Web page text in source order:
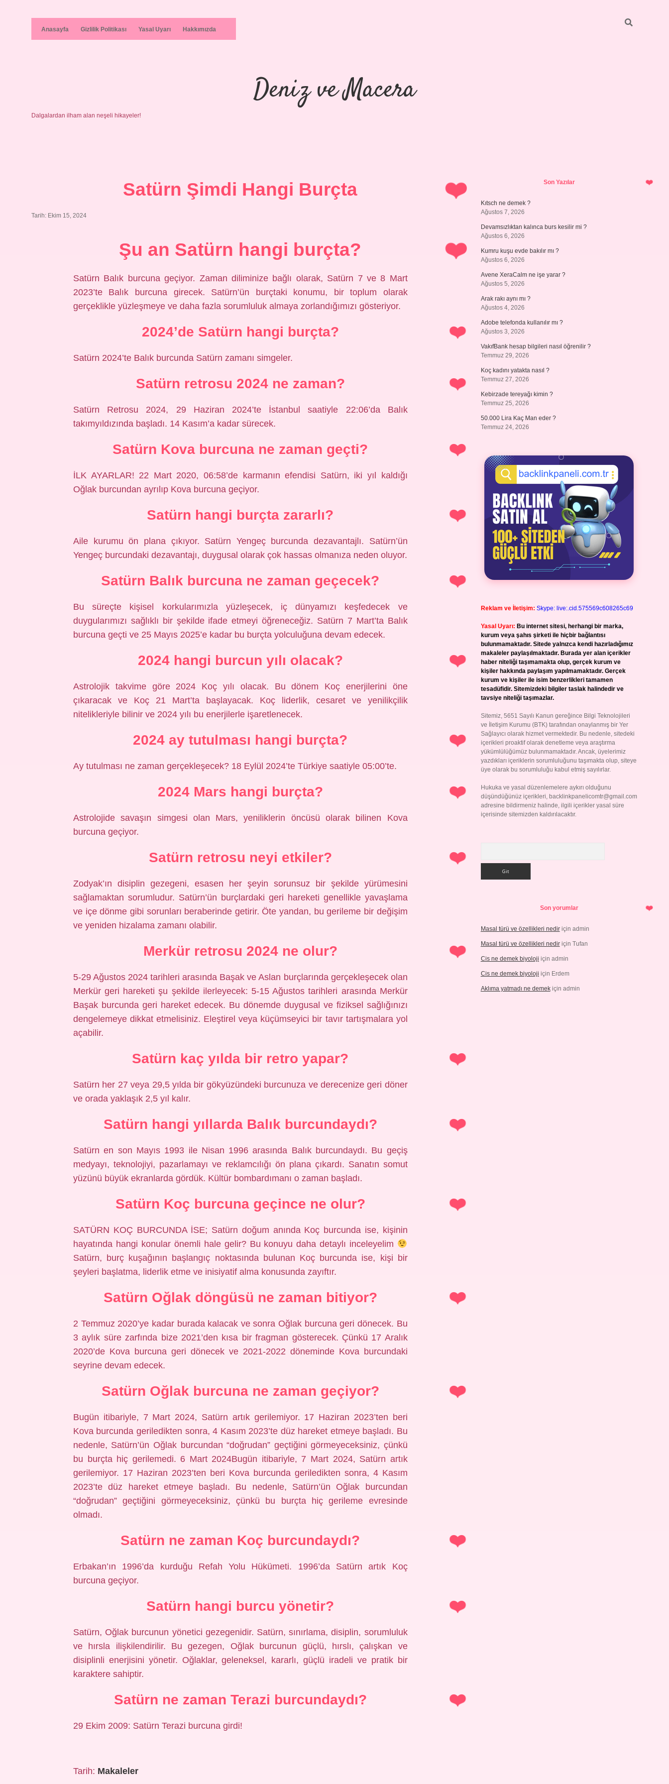
Anasayfa Gizlilik Politikası Yasal Uyarı Hakkımızda
Deniz ve Macera
Dalgalardan ilham alan neşeli hikayeler!
Satürn Şimdi Hangi Burçta
Tarih: Ekim 15, 2024
Şu an Satürn hangi burçta?
Satürn Balık burcuna geçiyor. Zaman diliminize bağlı olarak, Satürn 7 ve 8 Mart
2023’te Balık burcuna girecek. Satürn’ün burçtaki konumu, bir toplum olarak
gerçeklikle yüzleşmeye ve daha fazla sorumluluk almaya zorlandığımızı gösteriyor.
2024’de Satürn hangi burçta?
Satürn 2024’te Balık burcunda Satürn zamanı simgeler.
Satürn retrosu 2024 ne zaman?
Satürn Retrosu 2024, 29 Haziran 2024’te İstanbul saatiyle 22:06’da Balık
takımyıldızında başladı. 14 Kasım’a kadar sürecek.
Satürn Kova burcuna ne zaman geçti?
İLK AYARLAR! 22 Mart 2020, 06:58’de karmanın efendisi Satürn, iki yıl kaldığı
Oğlak burcundan ayrılıp Kova burcuna geçiyor.
Satürn hangi burçta zararlı?
Aile kurumu ön plana çıkıyor. Satürn Yengeç burcunda dezavantajlı. Satürn’ün
Yengeç burcundaki dezavantajı, duygusal olarak çok hassas olmanıza neden oluyor.
Satürn Balık burcuna ne zaman geçecek?
Bu süreçte kişisel korkularımızla yüzleşecek, iç dünyamızı keşfedecek ve
duygularımızı sağlıklı bir şekilde ifade etmeyi öğreneceğiz. Satürn 7 Mart’ta Balık
burcuna geçti ve 25 Mayıs 2025’e kadar bu burçta yolculuğuna devam edecek.
2024 hangi burcun yılı olacak?
Astrolojik takvime göre 2024 Koç yılı olacak. Bu dönem Koç enerjilerini öne
çıkaracak ve Koç 21 Mart’ta başlayacak. Koç liderlik, cesaret ve yenilikçilik
nitelikleriyle bilinir ve 2024 yılı bu enerjilerle işaretlenecek.
2024 ay tutulması hangi burçta?
Ay tutulması ne zaman gerçekleşecek? 18 Eylül 2024’te Türkiye saatiyle 05:00’te.
2024 Mars hangi burçta?
Astrolojide savaşın simgesi olan Mars, yeniliklerin öncüsü olarak bilinen Kova
burcuna geçiyor.
Satürn retrosu neyi etkiler?
Zodyak’ın disiplin gezegeni, esasen her şeyin sorunsuz bir şekilde yürümesini
sağlamaktan sorumludur. Satürn’ün burçlardaki geri hareketi genellikle yavaşlama
ve içe dönme gibi sorunları beraberinde getirir. Öte yandan, bu gerileme bir değişim
ve yeniden hizalama zamanı olabilir.
Merkür retrosu 2024 ne olur?
5-29 Ağustos 2024 tarihleri ​​arasında Başak ve Aslan burçlarında gerçekleşecek olan
Merkür geri hareketi şu şekilde ilerleyecek: 5-15 Ağustos tarihleri ​​arasında Merkür
Başak burcunda geri hareket edecek. Bu dönemde duygusal ve fiziksel sağlığınızı
dengelemeye dikkat etmelisiniz. Eleştirel veya küçümseyici bir tavır tartışmalara yol
açabilir.
Satürn kaç yılda bir retro yapar?
Satürn her 27 veya 29,5 yılda bir gökyüzündeki burcunuza ve derecenize geri döner
ve orada yaklaşık 2,5 yıl kalır.
Satürn hangi yıllarda Balık burcundaydı?
Satürn en son Mayıs 1993 ile Nisan 1996 arasında Balık burcundaydı. Bu geçiş
medyayı, teknolojiyi, pazarlamayı ve reklamcılığı ön plana çıkardı. Sanatın somut
yüzünü büyük ekranlarda gördük. Kültür bombardımanı o zaman başladı.
Satürn Koç burcuna geçince ne olur?
SATÜRN KOÇ BURCUNDA İSE; Satürn doğum anında Koç burcunda ise, kişinin
hayatında hangi konular önemli hale gelir? Bu konuyu daha detaylı inceleyelim
Satürn, burç kuşağının başlangıç ​​noktasında bulunan Koç burcunda ise, kişi bir
şeyleri başlatma, liderlik etme ve inisiyatif alma konusunda zayıftır.
Satürn Oğlak döngüsü ne zaman bitiyor?
2 Temmuz 2020’ye kadar burada kalacak ve sonra Oğlak burcuna geri dönecek. Bu
3 aylık süre zarfında bize 2021’den kısa bir fragman gösterecek. Çünkü 17 Aralık
2020’de Kova burcuna geri dönecek ve 2021-2022 döneminde Kova burcundaki
seyrine devam edecek.
Satürn Oğlak burcuna ne zaman geçiyor?
Bugün itibariyle, 7 Mart 2024, Satürn artık gerilemiyor. 17 Haziran 2023’ten beri
Kova burcunda geriledikten sonra, 4 Kasım 2023’te düz hareket etmeye başladı. Bu
nedenle, Satürn’ün Oğlak burcundan “doğrudan” geçtiğini görmeyeceksiniz, çünkü
bu burçta hiç gerilemedi. 6 Mart 2024Bugün itibariyle, 7 Mart 2024, Satürn artık
gerilemiyor. 17 Haziran 2023’ten beri Kova burcunda geriledikten sonra, 4 Kasım
2023’te düz hareket etmeye başladı. Bu nedenle, Satürn’ün Oğlak burcundan
“doğrudan” geçtiğini görmeyeceksiniz, çünkü bu burçta hiç gerileme evresinde
olmadı.
Satürn ne zaman Koç burcundaydı?
Erbakan’ın 1996’da kurduğu Refah Yolu Hükümeti. 1996’da Satürn artık Koç
burcuna geçiyor.
Satürn hangi burcu yönetir?
Satürn, Oğlak burcunun yönetici gezegenidir. Satürn, sınırlama, disiplin, sorumluluk
ve hırsla ilişkilendirilir. Bu gezegen, Oğlak burcunun güçlü, hırslı, çalışkan ve
disiplinli enerjisini yönetir. Oğlaklar, geleneksel, kararlı, güçlü iradeli ve pratik bir
karaktere sahiptir.
Satürn ne zaman Terazi burcundaydı?
29 Ekim 2009: Satürn Terazi burcuna girdi!
Tarih: Makaleler
SidebarSon Yazılar
Kıtsch ne demek ?
Ağustos 7, 2026
Devamsızlıktan kalınca burs kesilir mi ?
Ağustos 6, 2026
Kumru kuşu evde bakılır mı ?
Ağustos 6, 2026
Avene XeraCalm ne işe yarar ?
Ağustos 5, 2026
Arak rakı aynı mı ?
Ağustos 4, 2026
Adobe telefonda kullanılır mı ?
Ağustos 3, 2026
VakıfBank hesap bilgileri nasıl öğrenilir ?
Temmuz 29, 2026
Koç kadını yatakta nasıl ?
Temmuz 27, 2026
Kebirzade tereyağı kimin ?
Temmuz 25, 2026
50.000 Lira Kaç Man eder ?
Temmuz 24, 2026
Reklam ve İletişim: Skype: live:.cid.575569c608265c69
Yasal Uyarı: Bu internet sitesi, herhangi bir marka,
kurum veya şahıs şirketi ile hiçbir bağlantısı
bulunmamaktadır. Sitede yalnızca kendi hazırladığımız
makaleler paylaşılmaktadır. Burada yer alan içerikler
haber niteliği taşımamakta olup, gerçek kurum ve
kişiler hakkında paylaşım yapılmamaktadır. Gerçek
kurum ve kişiler ile isim benzerlikleri tamamen
tesadüfidir. Sitemizdeki bilgiler taslak halindedir ve
tavsiye niteliği taşımazlar.
Sitemiz, 5651 Sayılı Kanun gereğince Bilgi Teknolojileri
ve İletişim Kurumu (BTK) tarafından onaylanmış bir Yer
Sağlayıcı olarak hizmet vermektedir. Bu nedenle, sitedeki
içerikleri proaktif olarak denetleme veya araştırma
yükümlülüğümüz bulunmamaktadır. Ancak, üyelerimiz
yazdıkları içeriklerin sorumluluğunu taşımakta olup, siteye
üye olarak bu sorumluluğu kabul etmiş sayılırlar.
Hukuka ve yasal düzenlemelere aykırı olduğunu
düşündüğünüz içerikleri, backlinkpanelicomtr@gmail.com
adresine bildirmeniz halinde, ilgili içerikler yasal süre
içerisinde sitemizden kaldırılacaktır.
Son yorumlar
Masal türü ve özellikleri nediriçin admin
Masal türü ve özellikleri nediriçin Tufan
Cis ne demek biyoloji için admin
Cis ne demek biyoloji için Erdem
Aklıma yatmadı ne demekiçin admin